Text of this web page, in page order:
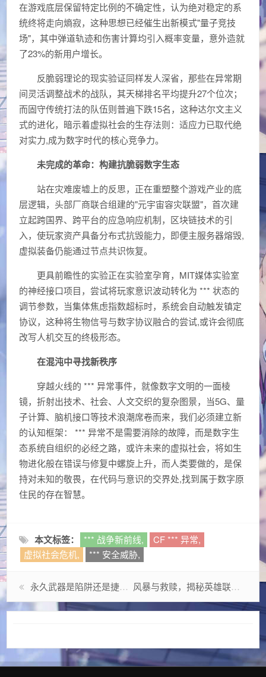
在游戏底层保留特定比例的不确定性，认为绝对稳定的系
统终将走向熵寂，这种思想已经催生出新模式"量子竞技
场"，其中弹道轨迹和伤害计算均引入概率变量，意外造就
了23%的新用户增长。
反脆弱理论的现实验证同样发人深省，那些在异常期
间灵活调整战术的战队，其天梯排名平均提升27个位次；
而固守传统打法的队伍则普遍下跌15名，这种达尔文主义
式的进化，暗示着虚拟社会的生存法则：适应力已取代绝
对实力,成为数字时代的核心竞争力。
未完成的革命：构建抗脆弱数字生态
站在灾难废墟上的反思，正在重塑整个游戏产业的底
层逻辑，头部厂商联合组建的"元宇宙容灾联盟"，首次建
立起跨国界、跨平台的应急响应机制，区块链技术的引
入，使玩家资产具备分布式抗毁能力，即便主服务器熔毁,
虚拟装备仍能通过节点共识恢复。
更具前瞻性的实验正在实验室孕育，MIT媒体实验室
的神经接口项目，尝试将玩家意识波动转化为 *** 状态的
调节参数，当集体焦虑指数超标时，系统会自动触发镇定
协议，这种将生物信号与数字协议融合的尝试,或许会彻底
改写人机交互的终极形态。
在混沌中寻找新秩序
穿越火线的 *** 异常事件，就像数字文明的一面棱
镜，折射出技术、社会、人文交织的复杂图景，当5G、量
子计算、脑机接口等技术浪潮席卷而来，我们必须建立新
的认知框架： *** 异常不是需要消除的故障，而是数字生
态系统自组织的必经之路，或许未来的虚拟社会，将如生
物进化般在错误与修复中螺旋上升，而人类要做的，是保
持对未知的敬畏，在代码与意识的交界处,找到属于数字原
住民的存在智慧。
本文标签： *** 战争新前线,
CF *** 异常,
虚拟社会危机,
*** 安全威胁,
永久武器是陷阱还是捷径？穿越火线道具经济的十年博弈 风暴与救赎，揭秘英雄联盟中的暴风女神迦娜